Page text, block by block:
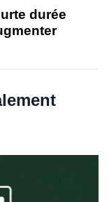
durée